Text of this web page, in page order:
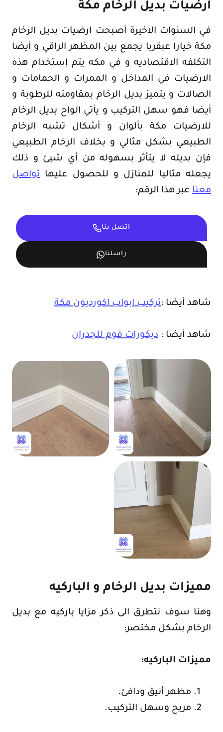
ارضيات بديل الرخام مكة
في السنوات الاخيرة أصبحت ارضيات بديل الرخام
مكة خيارا عبقريا يجمع بين المظهر الراقي و أيضا
التكلفه الاقتصاديه و في مكه يتم إستخدام هذه
الارضيات في المداخل و الممرات و الحمامات و
الصالات و يتميز بديل الرخام بمقاومته للرطوبة و
أيضا فهو سهل التركيب و يأتي الواح بديل الرخام
للارضيات مكة بألوان و أشكال تشبه الرخام
الطبيعي بشكل مثالي و بخلاف الرخام الطبيعي
فإن بديله لا يتأثر بسهوله من أي شيئ و ذلك
يجعله مثاليا للمنازل و للحصول عليها تواصل
معنا عبر هذا الرقم:
اتصل بنا
راسلنا
شاهد أيضا :تركيب ابواب اكورديون مكة
شاهد أيضا : ديكورات فوم للجدران
مميزات بديل الرخام و الباركيه
وهنا سوف نتطرق الى ذكر مزايا باركيه مع بديل
الرخام بشكل مختصر:
مميزات الباركيه:
مظهر أنيق ودافئ.
مريح وسهل التركيب.